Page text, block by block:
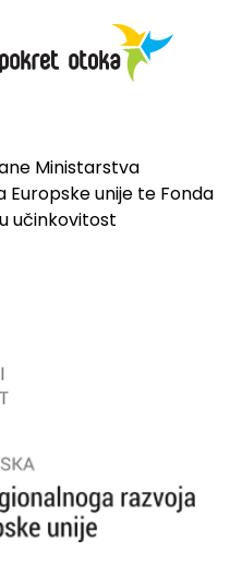
Ministarstva
unije te Fonda
učinkovitost